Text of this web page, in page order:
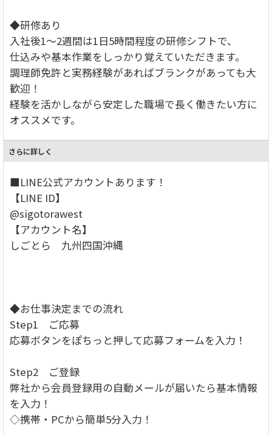
◆研修あり
入社後1～2週間は1日5時間程度の研修シフトで、
仕込みや基本作業をしっかり覚えていただきます。
調理師免許と実務経験があればブランクがあっても大
歓迎！
経験を活かしながら安定した職場で長く働きたい方に
オススメです。
さらに詳しく
■LINE公式アカウントあります！
【LINE ID】
@sigotorawest
【アカウント名】
しごとら 九州四国沖縄
◆お仕事決定までの流れ
Step1 ご応募
応募ボタンをぽちっと押して応募フォームを入力！
Step2 ご登録
弊社から会員登録用の自動メールが届いたら基本情報
を入力！
◇携帯・PCから簡単5分入力！